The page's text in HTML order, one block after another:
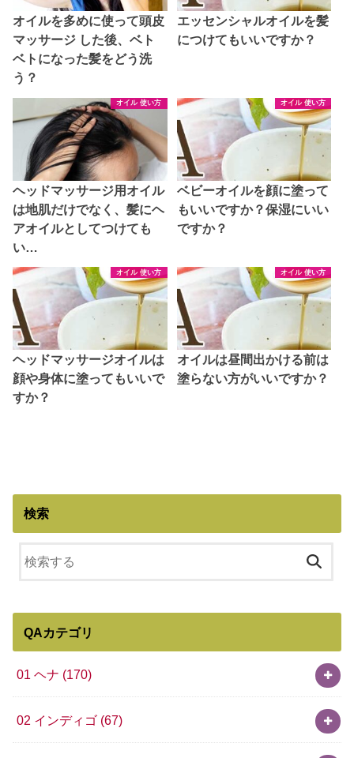
オイルを多めに使って頭皮
マッサージ した後、ベト
ベトになった髪をどう洗
う？
エッセンシャルオイルを髪
につけてもいいですか？
オイル 使い方
ヘッドマッサージ用オイル
は地肌だけでなく、髪にヘ
アオイルとしてつけても
い…
オイル 使い方
ベビーオイルを顔に塗って
もいいですか？保湿にいい
ですか？
オイル 使い方
ヘッドマッサージオイルは
顔や身体に塗ってもいいで
すか？
オイル 使い方
オイルは昼間出かける前は
塗らない方がいいですか？
検索
QAカテゴリ
01 ヘナ (170)
02 インディゴ (67)